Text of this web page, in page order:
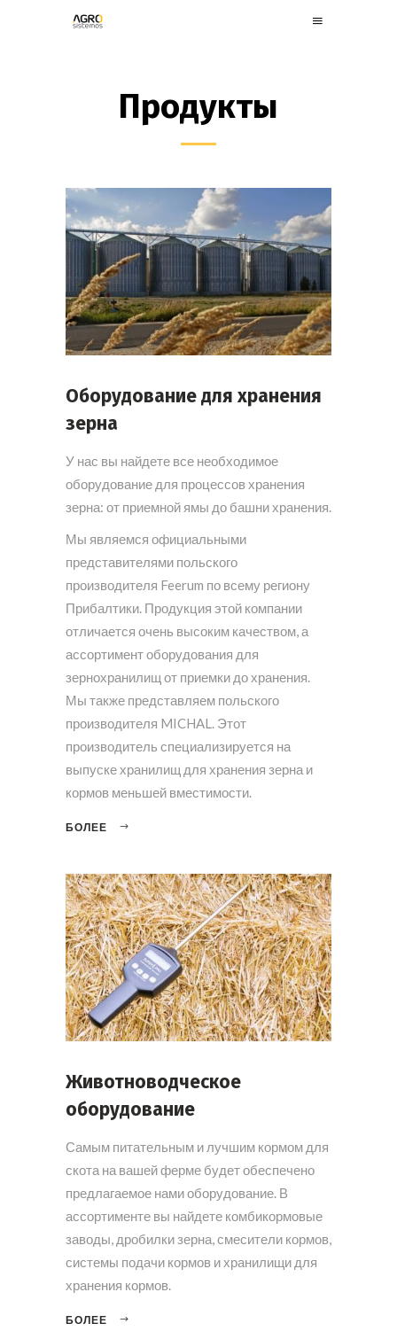
Продукты
Оборудование для хранения
зерна
У нас вы найдете все необходимое
оборудование для процессов хранения
зерна: от приемной ямы до башни хранения.
Мы являемся официальными
представителями польского
производителя Feerum по всему региону
Прибалтики. Продукция этой компании
отличается очень высоким качеством, а
ассортимент оборудования для
зернохранилищ от приемки до хранения.
Мы также представляем польского
производителя MICHAL. Этот
производитель специализируется на
выпуске хранилищ для хранения зерна и
кормов меньшей вместимости.
БОЛЕЕ
Животноводческое
оборудование
Самым питательным и лучшим кормом для
скота на вашей ферме будет обеспечено
предлагаемое нами оборудование. В
ассортименте вы найдете комбикормовые
заводы, дробилки зерна, смесители кормов,
системы подачи кормов и хранилищи для
хранения кормов.
БОЛЕЕ